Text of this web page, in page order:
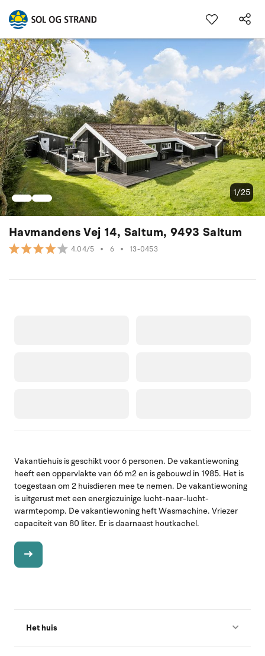
Havmandens Vej 14, Saltum, 9493 Saltum
4.04/5 • 6 • 13-0453
1/25
Vakantiehuis is geschikt voor 6 personen. De vakantiewoning
heeft een oppervlakte van 66 m2 en is gebouwd in 1985. Het is
toegestaan om 2 huisdieren mee te nemen. De vakantiewoning
is uitgerust met een energiezuinige lucht-naar-lucht-
warmtepomp. De vakantiewoning heft Wasmachine. Vriezer
capaciteit van 80 liter. Er is daarnaast houtkachel.
Het huis